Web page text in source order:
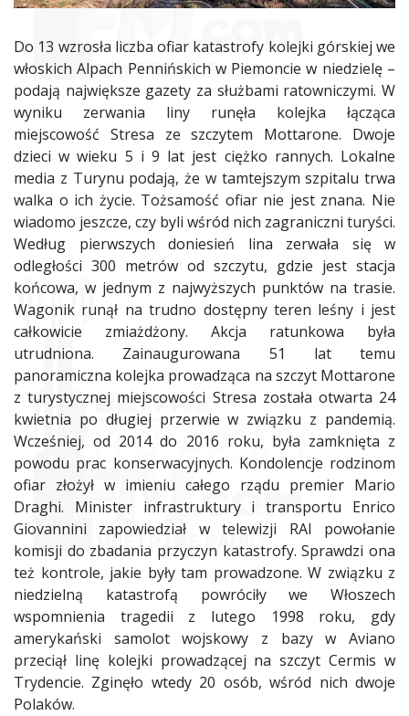
Do 13 wzrosła liczba ofiar katastrofy kolejki górskiej we
włoskich Alpach Pennińskich w Piemoncie w niedzielę –
podają największe gazety za służbami ratowniczymi. W
wyniku zerwania liny runęła kolejka łącząca
miejscowość Stresa ze szczytem Mottarone. Dwoje
dzieci w wieku 5 i 9 lat jest ciężko rannych. Lokalne
media z Turynu podają, że w tamtejszym szpitalu trwa
walka o ich życie. Tożsamość ofiar nie jest znana. Nie
wiadomo jeszcze, czy byli wśród nich zagraniczni turyści.
Według pierwszych doniesień lina zerwała się w
odległości 300 metrów od szczytu, gdzie jest stacja
końcowa, w jednym z najwyższych punktów na trasie.
Wagonik runął na trudno dostępny teren leśny i jest
całkowicie zmiażdżony. Akcja ratunkowa była
utrudniona. Zainaugurowana 51 lat temu
panoramiczna kolejka prowadząca na szczyt Mottarone
z turystycznej miejscowości Stresa została otwarta 24
kwietnia po długiej przerwie w związku z pandemią.
Wcześniej, od 2014 do 2016 roku, była zamknięta z
powodu prac konserwacyjnych. Kondolencje rodzinom
ofiar złożył w imieniu całego rządu premier Mario
Draghi. Minister infrastruktury i transportu Enrico
Giovannini zapowiedział w telewizji RAI powołanie
komisji do zbadania przyczyn katastrofy. Sprawdzi ona
też kontrole, jakie były tam prowadzone. W związku z
niedzielną katastrofą powróciły we Włoszech
wspomnienia tragedii z lutego 1998 roku, gdy
amerykański samolot wojskowy z bazy w Aviano
przeciął linę kolejki prowadzącej na szczyt Cermis w
Trydencie. Zginęło wtedy 20 osób, wśród nich dwoje
Polaków.